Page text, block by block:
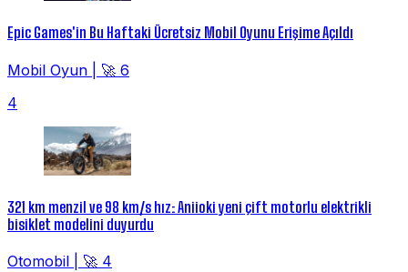
Epic Games'in Bu Haftaki Ücretsiz Mobil Oyunu Erişime Açıldı
Mobil Oyun
🚀 6
4
321 km menzil ve 98 km/s hız: Aniioki yeni çift motorlu elektrikli
bisiklet modelini duyurdu
Otomobil
🚀 4